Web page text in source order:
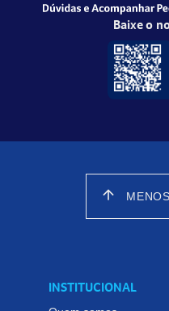
Baixe o
arrow_upward
INSTITUCIONAL